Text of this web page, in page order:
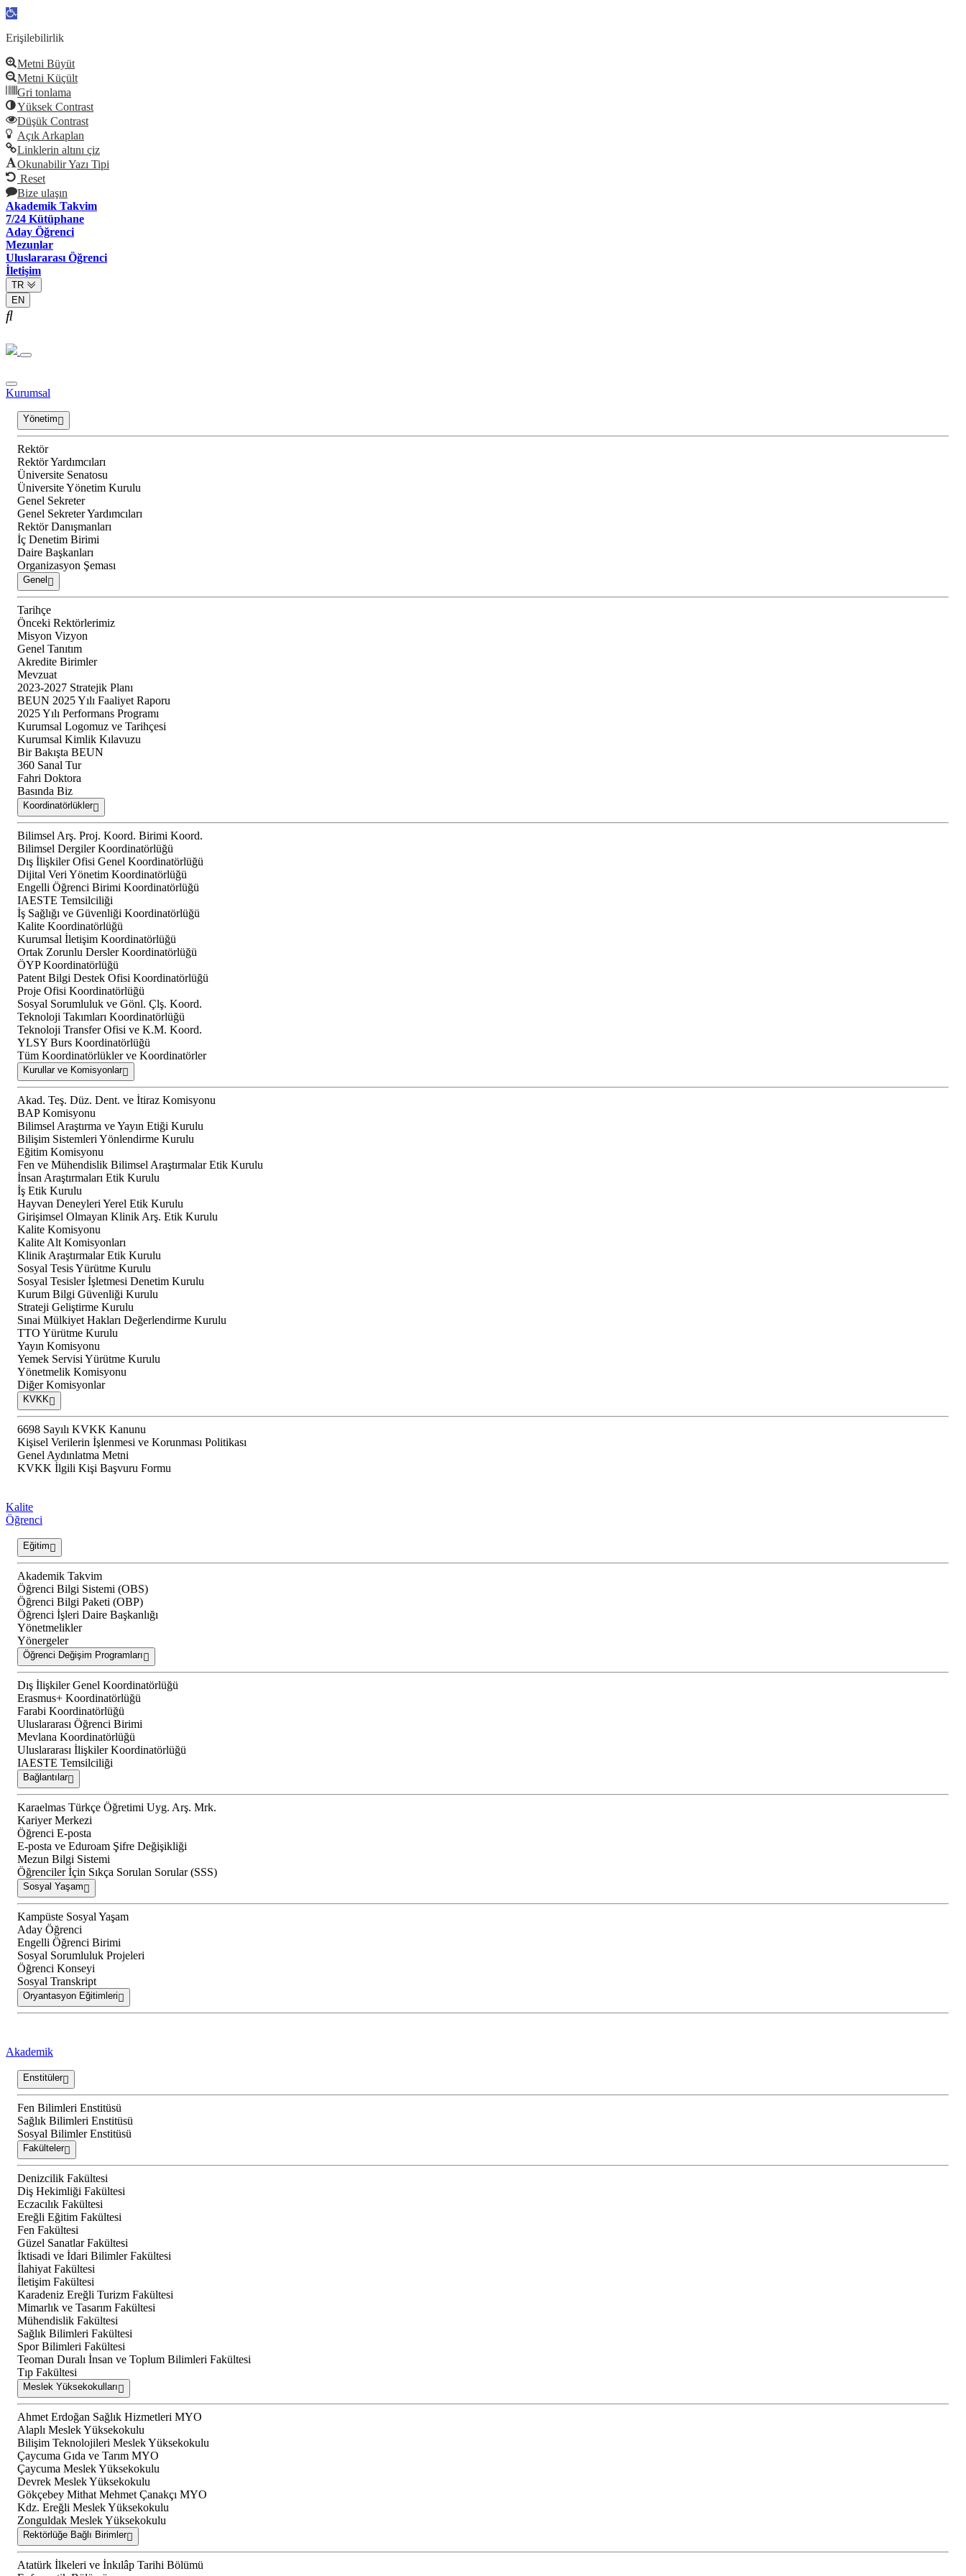
Open
Erişilebilirlik
Metni Büyüt
Metni Küçült
Gri tonlama
Yüksek Contrast
Düşük Contrast
Açık Arkaplan
Linklerin altını çiz
Okunabilir Yazı Tipi
Reset
Bize ulaşın
Akademik Takvim
7/24 Kütüphane
Aday Öğrenci
Mezunlar
Uluslararası Öğrenci
İletişim
TR
EN
Kurumsal
Yönetim
Rektör
Rektör Yardımcıları
Üniversite Senatosu
Üniversite Yönetim Kurulu
Genel Sekreter
Genel Sekreter Yardımcıları
Rektör Danışmanları
İç Denetim Birimi
Daire Başkanları
Organizasyon Şeması
Genel
Tarihçe
Önceki Rektörlerimiz
Misyon Vizyon
Genel Tanıtım
Akredite Birimler
Mevzuat
2023-2027 Stratejik Planı
BEUN 2025 Yılı Faaliyet Raporu
2025 Yılı Performans Programı
Kurumsal Logomuz ve Tarihçesi
Kurumsal Kimlik Kılavuzu
Bir Bakışta BEUN
360 Sanal Tur
Fahri Doktora
Basında Biz
Koordinatörlükler
Bilimsel Arş. Proj. Koord. Birimi Koord.
Bilimsel Dergiler Koordinatörlüğü
Dış İlişkiler Ofisi Genel Koordinatörlüğü
Dijital Veri Yönetim Koordinatörlüğü
Engelli Öğrenci Birimi Koordinatörlüğü
IAESTE Temsilciliği
İş Sağlığı ve Güvenliği Koordinatörlüğü
Kalite Koordinatörlüğü
Kurumsal İletişim Koordinatörlüğü
Ortak Zorunlu Dersler Koordinatörlüğü
ÖYP Koordinatörlüğü
Patent Bilgi Destek Ofisi Koordinatörlüğü
Proje Ofisi Koordinatörlüğü
Sosyal Sorumluluk ve Gönl. Çlş. Koord.
Teknoloji Takımları Koordinatörlüğü
Teknoloji Transfer Ofisi ve K.M. Koord.
YLSY Burs Koordinatörlüğü
Tüm Koordinatörlükler ve Koordinatörler
Kurullar ve Komisyonlar
Akad. Teş. Düz. Dent. ve İtiraz Komisyonu
BAP Komisyonu
Bilimsel Araştırma ve Yayın Etiği Kurulu
Bilişim Sistemleri Yönlendirme Kurulu
Eğitim Komisyonu
Fen ve Mühendislik Bilimsel Araştırmalar Etik Kurulu
İnsan Araştırmaları Etik Kurulu
İş Etik Kurulu
Hayvan Deneyleri Yerel Etik Kurulu
Girişimsel Olmayan Klinik Arş. Etik Kurulu
Kalite Komisyonu
Kalite Alt Komisyonları
Klinik Araştırmalar Etik Kurulu
Sosyal Tesis Yürütme Kurulu
Sosyal Tesisler İşletmesi Denetim Kurulu
Kurum Bilgi Güvenliği Kurulu
Strateji Geliştirme Kurulu
Sınai Mülkiyet Hakları Değerlendirme Kurulu
TTO Yürütme Kurulu
Yayın Komisyonu
Yemek Servisi Yürütme Kurulu
Yönetmelik Komisyonu
Diğer Komisyonlar
KVKK
6698 Sayılı KVKK Kanunu
Kişisel Verilerin İşlenmesi ve Korunması Politikası
Genel Aydınlatma Metni
KVKK İlgili Kişi Başvuru Formu
Kalite
Öğrenci
Eğitim
Akademik Takvim
Öğrenci Bilgi Sistemi (OBS)
Öğrenci Bilgi Paketi (OBP)
Öğrenci İşleri Daire Başkanlığı
Yönetmelikler
Yönergeler
Öğrenci Değişim Programları
Dış İlişkiler Genel Koordinatörlüğü
Erasmus+ Koordinatörlüğü
Farabi Koordinatörlüğü
Uluslararası Öğrenci Birimi
Mevlana Koordinatörlüğü
Uluslararası İlişkiler Koordinatörlüğü
IAESTE Temsilciliği
Bağlantılar
Karaelmas Türkçe Öğretimi Uyg. Arş. Mrk.
Kariyer Merkezi
Öğrenci E-posta
E-posta ve Eduroam Şifre Değişikliği
Mezun Bilgi Sistemi
Öğrenciler İçin Sıkça Sorulan Sorular (SSS)
Sosyal Yaşam
Kampüste Sosyal Yaşam
Aday Öğrenci
Engelli Öğrenci Birimi
Sosyal Sorumluluk Projeleri
Öğrenci Konseyi
Sosyal Transkript
Oryantasyon Eğitimleri
Akademik
Enstitüler
Fen Bilimleri Enstitüsü
Sağlık Bilimleri Enstitüsü
Sosyal Bilimler Enstitüsü
Fakülteler
Denizcilik Fakültesi
Diş Hekimliği Fakültesi
Eczacılık Fakültesi
Ereğli Eğitim Fakültesi
Fen Fakültesi
Güzel Sanatlar Fakültesi
İktisadi ve İdari Bilimler Fakültesi
İlahiyat Fakültesi
İletişim Fakültesi
Karadeniz Ereğli Turizm Fakültesi
Mimarlık ve Tasarım Fakültesi
Mühendislik Fakültesi
Sağlık Bilimleri Fakültesi
Spor Bilimleri Fakültesi
Teoman Duralı İnsan ve Toplum Bilimleri Fakültesi
Tıp Fakültesi
Meslek Yüksekokulları
Ahmet Erdoğan Sağlık Hizmetleri MYO
Alaplı Meslek Yüksekokulu
Bilişim Teknolojileri Meslek Yüksekokulu
Çaycuma Gıda ve Tarım MYO
Çaycuma Meslek Yüksekokulu
Devrek Meslek Yüksekokulu
Gökçebey Mithat Mehmet Çanakçı MYO
Kdz. Ereğli Meslek Yüksekokulu
Zonguldak Meslek Yüksekokulu
Rektörlüğe Bağlı Birimler
Atatürk İlkeleri ve İnkılâp Tarihi Bölümü